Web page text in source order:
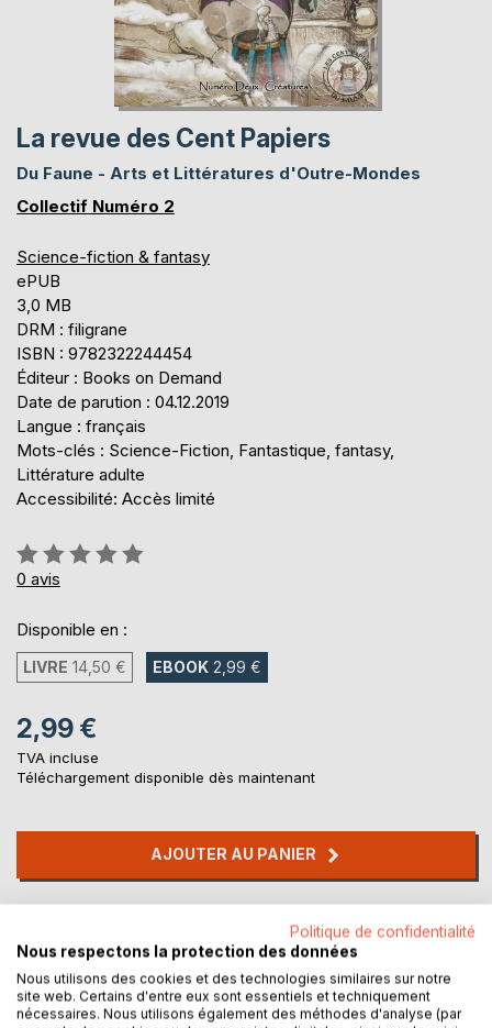
La revue des Cent Papiers
Du Faune - Arts et Littératures d'Outre-Mondes
Collectif Numéro 2
Science-fiction & fantasy
ePUB
3,0 MB
DRM : filigrane
ISBN : 9782322244454
Éditeur : Books on Demand
Date de parution : 04.12.2019
Langue : français
Mots-clés : Science-Fiction, Fantastique, fantasy,
Littérature adulte
Accessibilité: Accès limité
Évaluation:
0%
0 avis
Disponible en :
LIVRE 14,50 € EBOOK 2,99 €
2,99 €
TVA incluse
Téléchargement disponible dès maintenant
AJOUTER AU PANIER
Laisser un avis
Politique de confidentialité
Nous respectons la protection des données
Nous utilisons des cookies et des technologies similaires sur notre
site web. Certains d'entre eux sont essentiels et techniquement
nécessaires. Nous utilisons également des méthodes d'analyse (par